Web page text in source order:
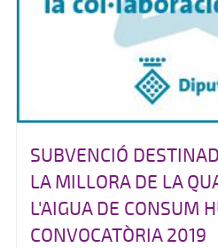
SUBVENCIÓ
LA MILLORA DE LA
L'AIGUA DE CONSUM
CONVOCATÒRIA 2019